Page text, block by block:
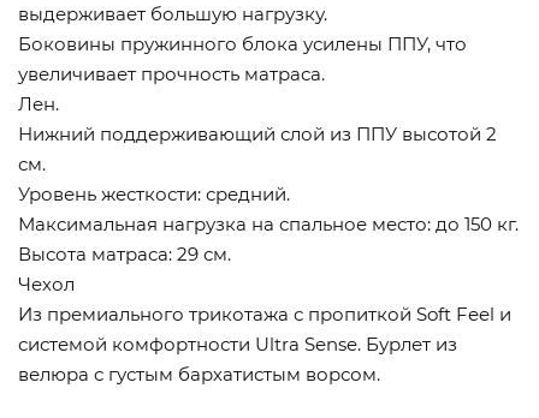
выдерживает большую нагрузку.
Боковины пружинного блока усилены ППУ, что
увеличивает прочность матраса.
Лен.
Нижний поддерживающий слой из ППУ высотой 2
см.
Уровень жесткости: средний.
Максимальная нагрузка на спальное место: до 150 кг.
Высота матраса: 29 см.
Чехол
Из премиального трикотажа с пропиткой Soft Feel и
системой комфортности Ultra Sense. Бурлет из
велюра с густым бархатистым ворсом.